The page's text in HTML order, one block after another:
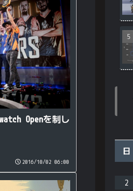
Openを制し
2016/10/02 06:00
日
2